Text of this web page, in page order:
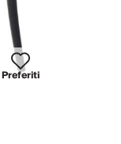
Preferiti